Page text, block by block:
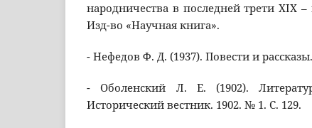
народничества в последней трети ХIХ
Изд-во «Научная книга».
- Нефедов Ф. Д. (1937). Повести и
- Оболенский Л. Е. (1902).
Исторический вестник. 1902. № 1. С. 129.